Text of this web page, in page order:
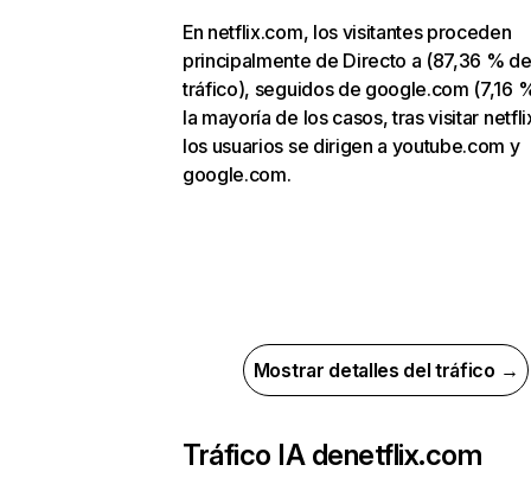
En netflix.com, los visitantes proceden
principalmente de Directo a (87,36 % de
tráfico), seguidos de google.com (7,16
la mayoría de los casos, tras visitar
los usuarios se dirigen a youtube.com y
google.com.
Mostrar detalles del tráfico →
Tráfico IA denetflix.com